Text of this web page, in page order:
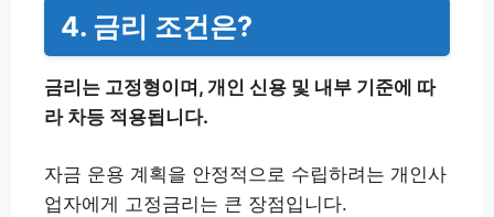
4. 금리 조건은?
금리는 고정형이며, 개인 신용 및 내부 기준에 따
라 차등 적용됩니다.
자금 운용 계획을 안정적으로 수립하려는 개인사
업자에게 고정금리는 큰 장점입니다.